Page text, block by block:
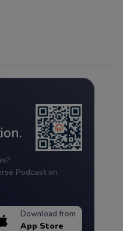
Podcast on
Download from
App Store